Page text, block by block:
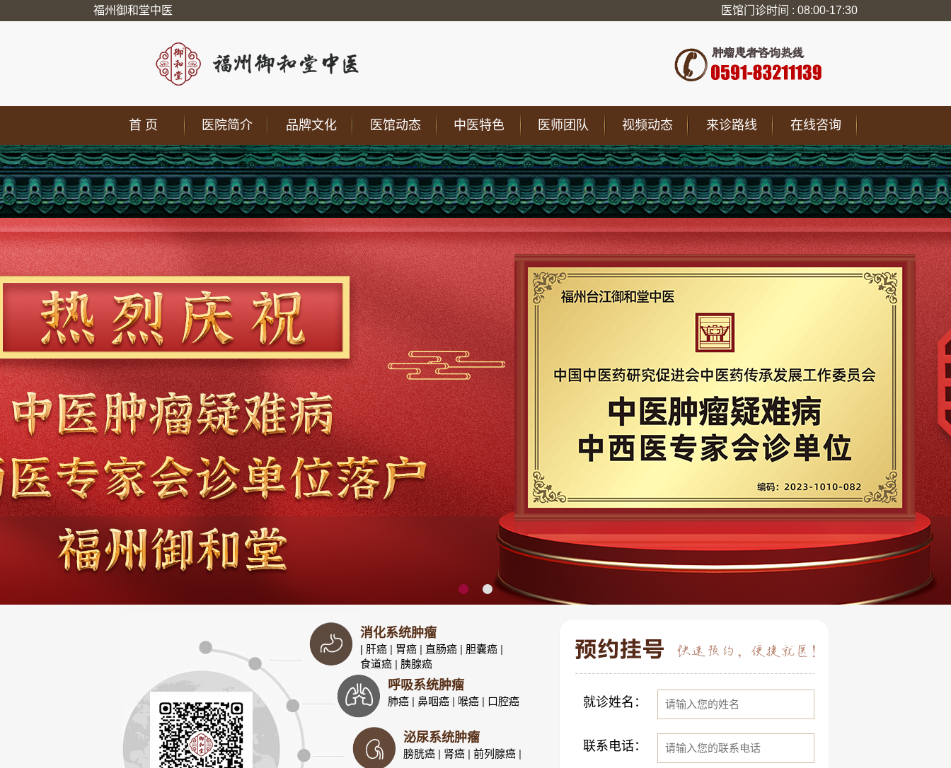
福州御和堂中医 医馆门诊时间 : 08:00-17:30
在线咨询
来诊路线
视频动态
医师团队
中医特色
医馆动态
品牌文化
医院简介
首 页
消化系统肿瘤
| 肝癌 | 胃癌 | 直肠癌 | 胆囊癌 |
食道癌 | 胰腺癌
呼吸系统肿瘤
肺癌 | 鼻咽癌 | 喉癌 | 口腔癌
泌尿系统肿瘤
膀胱癌 | 肾癌 | 前列腺癌 |
就诊姓名：
联系电话：